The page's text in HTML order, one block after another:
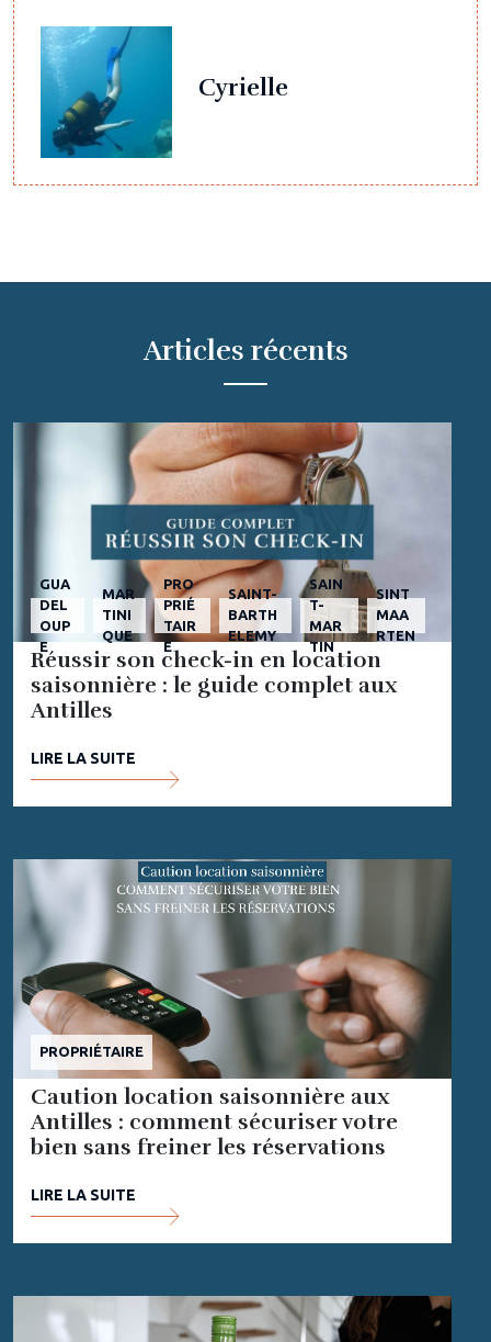
Cyrielle
Articles récents
GUA
DEL
OUP
E
MAR
TINI
QUE
PRO
PRIÉ
TAIR
E
SAINT-
BARTH
ELEMY
SAIN
T-
MAR
TIN
SINT
MAA
RTEN
Réussir son check-in en location
saisonnière : le guide complet aux
Antilles
LIRE LA SUITE
PROPRIÉTAIRE
Caution location saisonnière aux
Antilles : comment sécuriser votre
bien sans freiner les réservations
LIRE LA SUITE